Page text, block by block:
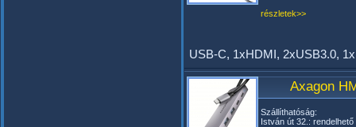
részletek>>
USB-C, 1xHDMI, 2xUSB3.0,
Axagon
Szállíthatóság:
István út 32.: rendelhető